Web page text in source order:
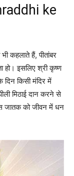
ke
कहलाते हैं, पीतांबर
हो। इसलिए श्री कृष्ण
दिनकिसी मंदिर में
मिठाई दान करने से
जातक को जीवन में धन